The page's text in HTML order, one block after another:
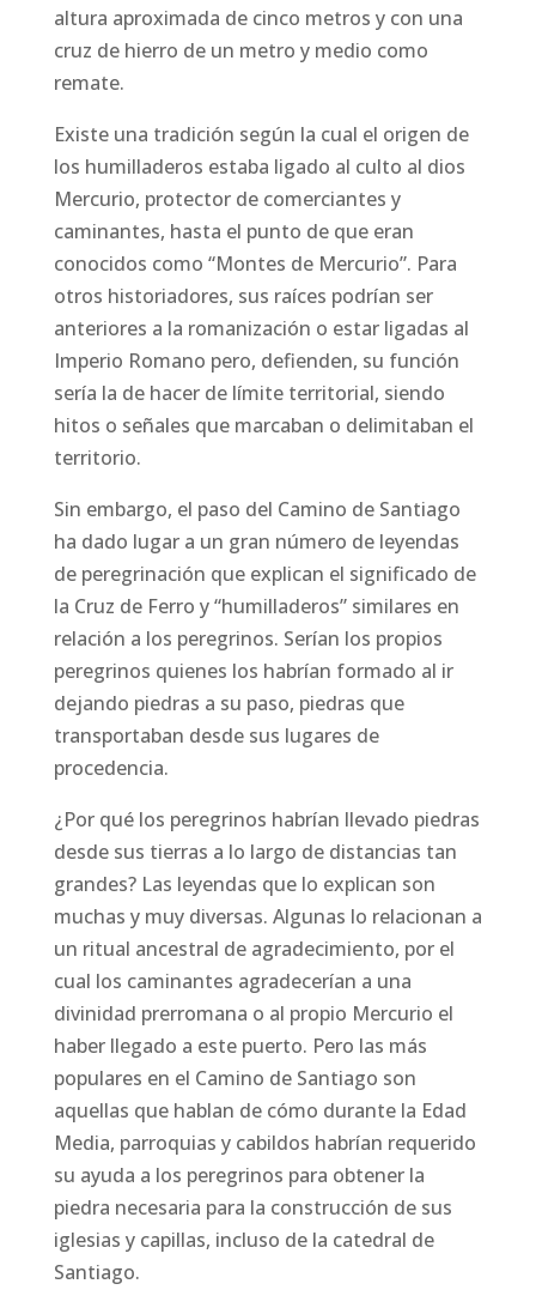
altura aproximada de cinco metros y con una
cruz de hierro de un metro y medio como
remate.
Existe una tradición según la cual el origen de
los humilladeros estaba ligado al culto al dios
Mercurio, protector de comerciantes y
caminantes, hasta el punto de que eran
conocidos como “Montes de Mercurio”. Para
otros historiadores, sus raíces podrían ser
anteriores a la romanización o estar ligadas al
Imperio Romano pero, defienden, su función
sería la de hacer de límite territorial, siendo
hitos o señales que marcaban o delimitaban el
territorio.
Sin embargo, el paso del Camino de Santiago
ha dado lugar a un gran número de leyendas
de peregrinación que explican el significado de
la Cruz de Ferro y “humilladeros” similares en
relación a los peregrinos. Serían los propios
peregrinos quienes los habrían formado al ir
dejando piedras a su paso, piedras que
transportaban desde sus lugares de
procedencia.
¿Por qué los peregrinos habrían llevado piedras
desde sus tierras a lo largo de distancias tan
grandes? Las leyendas que lo explican son
muchas y muy diversas. Algunas lo relacionan a
un ritual ancestral de agradecimiento, por el
cual los caminantes agradecerían a una
divinidad prerromana o al propio Mercurio el
haber llegado a este puerto. Pero las más
populares en el Camino de Santiago son
aquellas que hablan de cómo durante la Edad
Media, parroquias y cabildos habrían requerido
su ayuda a los peregrinos para obtener la
piedra necesaria para la construcción de sus
iglesias y capillas, incluso de la catedral de
Santiago.